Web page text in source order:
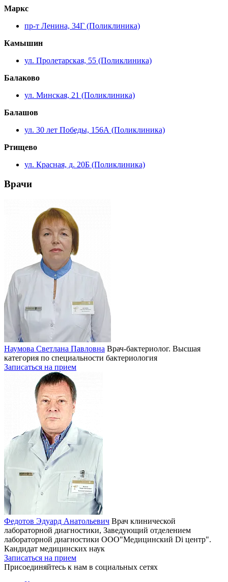
Маркс
пр-т Ленина, 34Г (Поликлиника)
Камышин
ул. Пролетарская, 55 (Поликлиника)
Балаково
ул. Минская, 21 (Поликлиника)
Балашов
ул. 30 лет Победы, 156А (Поликлиника)
Ртищево
ул. Красная, д. 20Б (Поликлиника)
Врачи
Наумова Светлана Павловна Врач-бактериолог. Высшая
категория по специальности бактериология
Записаться на прием
Федотов Эдуард Анатольевич Врач клинической
лабораторной диагностики, Заведующий отделением
лабораторной диагностики ООО"Медицинский Di центр".
Кандидат медицинских наук
Записаться на прием
Присоединяйтесь к нам в социальных сетях